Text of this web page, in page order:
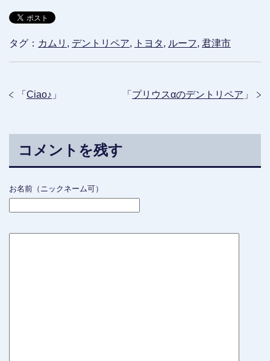
タグ： カムリ , デントリペア, トヨタ, ルーフ, 君津市
「 プリウスαのデントリペア 」
「 Ciao♪ 」
コメントを残す
お名前（ニックネーム可）